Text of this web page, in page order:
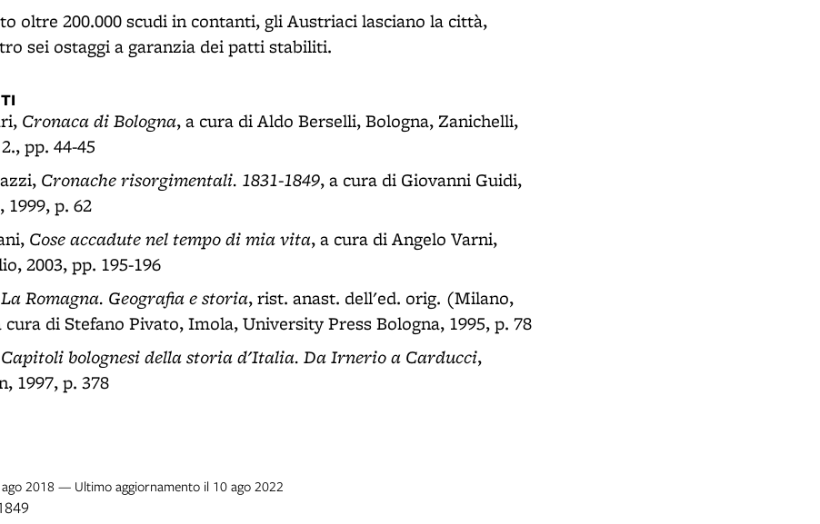
oltre 200.000 scudi in contanti, gli Austriaci lasciano la città,
sei ostaggi a garanzia dei patti stabiliti.
Cronaca di Bologna, a cura di Aldo Berselli, Bologna, Zanichelli,
pp. 44-45
Cronache risorgimentali. 1831-1849, a cura di Giovanni Guidi,
1999, p. 62
Cose accadute nel tempo di mia vita, a cura di Angelo Varni,
2003, pp. 195-196
La Romagna. Geografia e storia, rist. anast. dell'ed. orig. (Milano,
di Stefano Pivato, Imola, University Press Bologna, 1995, p. 78
Capitoli bolognesi della storia d'Italia. Da Irnerio a Carducci,
1997, p. 378
2018 — Ultimo aggiornamento il 10 ago 2022